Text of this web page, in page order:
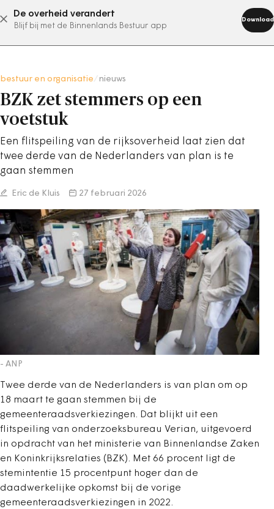
De overheid verandert
Blijf bij met de Binnenlands Bestuur app
Download
abonneer nu
bestuur en organisatie nieuws
BZK zet stemmers op een
voetstuk
Een flitspeiling van de rijksoverheid laat zien dat
twee derde van de Nederlanders van plan is te
gaan stemmen
Eric de Kluis 27 februari 2026
- ANP
Twee derde van de Nederlanders is van plan om op
18 maart te gaan stemmen bij de
gemeenteraadsverkiezingen. Dat blijkt uit een
flitspeiling van onderzoeksbureau Verian, uitgevoerd
in opdracht van het ministerie van Binnenlandse Zaken
en Koninkrijksrelaties (BZK). Met 66 procent ligt de
stemintentie 15 procentpunt hoger dan de
daadwerkelijke opkomst bij de vorige
gemeenteraadsverkiezingen in 2022.